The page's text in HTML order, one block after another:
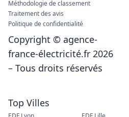
Top Villes
Méthodologie de classement
Traitement des avis
Politique de confidentialité
Copyright © agence-
france-électricité.fr 2026
– Tous droits réservés